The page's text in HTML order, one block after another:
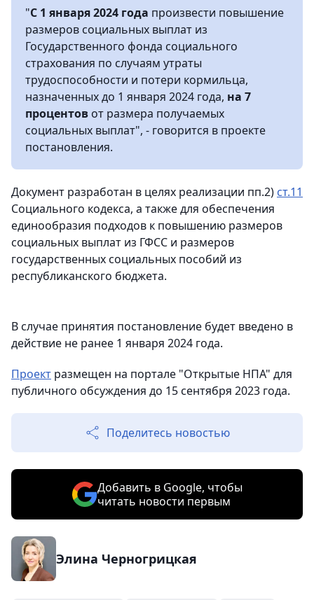
"С 1 января 2024 года произвести повышение
размеров социальных выплат из
Государственного фонда социального
страхования по случаям утраты
трудоспособности и потери кормильца,
назначенных до 1 января 2024 года, на 7
процентов от размера получаемых
социальных выплат", - говорится в проекте
постановления.
Документ разработан в целях реализации пп.2) ст.11
Социального кодекса, а также для обеспечения
единообразия подходов к повышению размеров
социальных выплат из ГФСС и размеров
государственных социальных пособий из
республиканского бюджета.
В случае принятия постановление будет введено в
действие не ранее 1 января 2024 года.
Проект размещен на портале "Открытые НПА" для
публичного обсуждения до 15 сентября 2023 года.
Поделитесь новостью
Добавить в Google, чтобы
читать новости первым
Элина Черногрицкая